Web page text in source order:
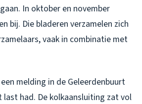
In oktober en november
bij. Die bladeren verzamelen zich
vaak in combinatie met
melding in de Geleerdenbuurt
had. De kolkaansluiting zat vol